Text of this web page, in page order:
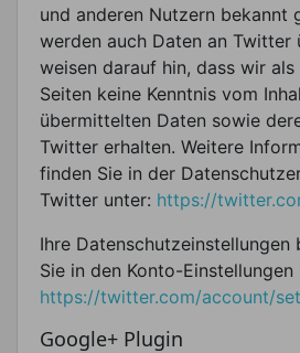
und anderen Nutzern bekannt
werden auch Daten an Twitter
weisen darauf hin, dass wir
Seiten keine Kenntnis vom
übermittelten Daten sowie
Twitter erhalten. Weitere
finden Sie in der
Twitter unter: https://
Ihre Datenschutzeinstellungen
Sie in den Konto-Einstellungen
https://twitter.com/account/
Google+ Plugin